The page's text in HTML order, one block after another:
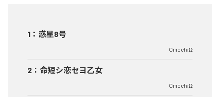
1 ： 惑星8号
OmochiΩ
2 ： 命短シ恋セヨ乙女
OmochiΩ